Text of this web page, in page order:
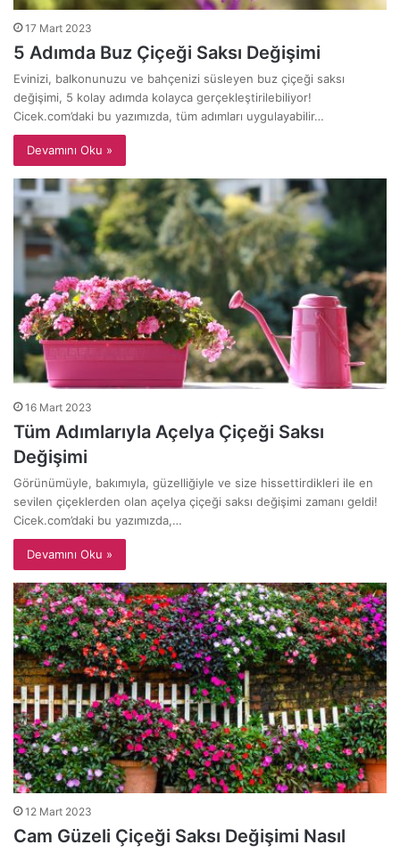
17 Mart 2023
5 Adımda Buz Çiçeği Saksı Değişimi
Evinizi, balkonunuzu ve bahçenizi süsleyen buz çiçeği saksı
değişimi, 5 kolay adımda kolayca gerçekleştirilebiliyor!
Cicek.com’daki bu yazımızda, tüm adımları uygulayabilir…
Devamını Oku »
16 Mart 2023
Tüm Adımlarıyla Açelya Çiçeği Saksı
Değişimi
Görünümüyle, bakımıyla, güzelliğiyle ve size hissettirdikleri ile en
sevilen çiçeklerden olan açelya çiçeği saksı değişimi zamanı geldi!
Cicek.com’daki bu yazımızda,…
Devamını Oku »
12 Mart 2023
Cam Güzeli Çiçeği Saksı Değişimi Nasıl